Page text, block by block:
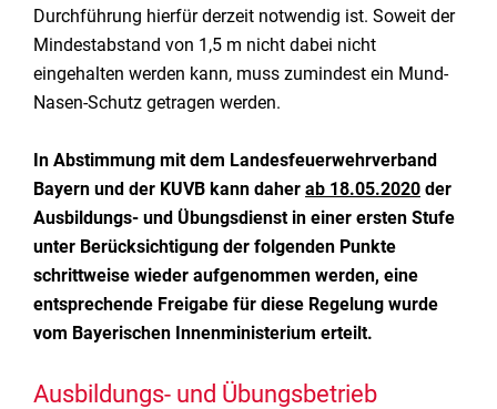
Durchführung hierfür derzeit notwendig ist. Soweit der
Mindestabstand von 1,5 m nicht dabei nicht
eingehalten werden kann, muss zumindest ein Mund-
Nasen-Schutz getragen werden.
In Abstimmung mit dem Landesfeuerwehrverband
Bayern und der KUVB kann daher ab 18.05.2020 der
Ausbildungs- und Übungsdienst in einer ersten Stufe
unter Berücksichtigung der folgenden Punkte
schrittweise wieder aufgenommen werden, eine
entsprechende Freigabe für diese Regelung wurde
vom Bayerischen Innenministerium erteilt.
Ausbildungs- und Übungsbetrieb